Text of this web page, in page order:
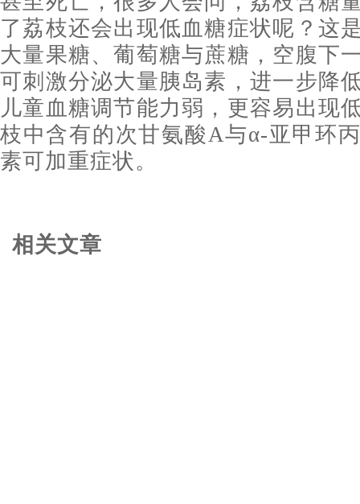
了荔枝还会出现低血糖症状呢？这
大量果糖、葡萄糖与蔗糖，空腹下
可刺激分泌大量胰岛素，进一步降
儿童血糖调节能力弱，更容易出现
枝中含有的次甘氨酸A与α-亚甲环
素可加重症状。
相关文章